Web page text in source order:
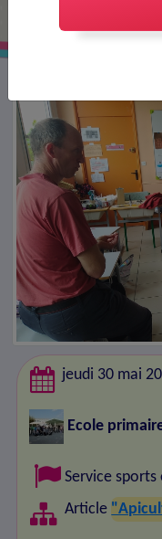
jeudi 30 mai
Ecole
Service
Article